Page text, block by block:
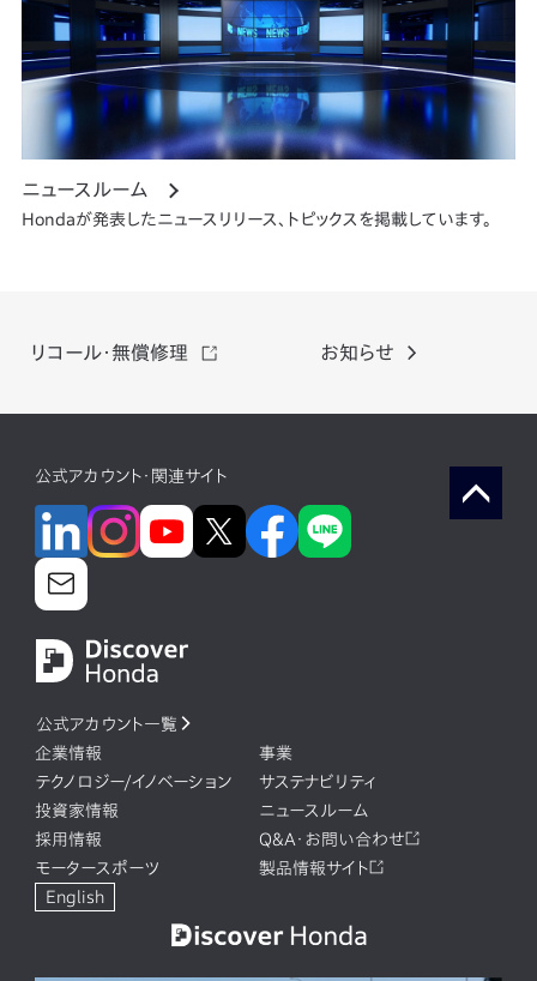
ニュースルーム
Hondaが発表したニュースリリース、トピックスを掲載しています。
リコール・無償修理 お知らせ
公式アカウント・関連サイト
公式アカウント一覧
企業情報
事業
テクノロジー/イノベーション
サステナビリティ
投資家情報
ニュースルーム
採用情報
Q&A・お問い合わせ
モータースポーツ
製品情報サイト
English